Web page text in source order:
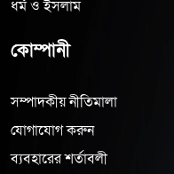
ধর্ম ও ইসলাম
কোম্পানী
সম্পাদকীয় নীতিমালা
যোগাযোগ করুন
ব্যবহারের শর্তাবলী